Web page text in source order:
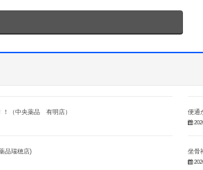
！（中央薬品 有明店） 便通
品瑞穂店) 坐骨